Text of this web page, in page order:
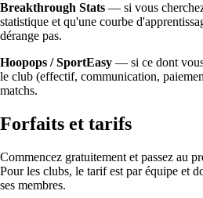
Breakthrough Stats — si vous
statistique et qu'une courbe
dérange pas.
Hoopops / SportEasy — si ce dont
le club (effectif, communication,
matchs.
Forfaits et tarifs
Commencez gratuitement et passez au
Pour les clubs, le tarif est par équipe et
ses membres.